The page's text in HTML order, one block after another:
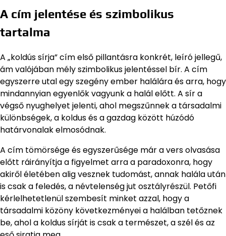
A cím jelentése és szimbolikus
tartalma
A „koldús sírja” cím első pillantásra konkrét, leíró jellegű,
ám valójában mély szimbolikus jelentéssel bír. A cím
egyszerre utal egy szegény ember halálára és arra, hogy
mindannyian egyenlők vagyunk a halál előtt. A sír a
végső nyughelyet jelenti, ahol megszűnnek a társadalmi
különbségek, a koldus és a gazdag között húzódó
határvonalak elmosódnak.
A cím tömörsége és egyszerűsége már a vers olvasása
előtt ráirányítja a figyelmet arra a paradoxonra, hogy
akiről életében alig vesznek tudomást, annak halála után
is csak a feledés, a névtelenség jut osztályrészül. Petőfi
kérlelhetetlenül szembesít minket azzal, hogy a
társadalmi közöny következményei a halálban tetőznek
be, ahol a koldus sírját is csak a természet, a szél és az